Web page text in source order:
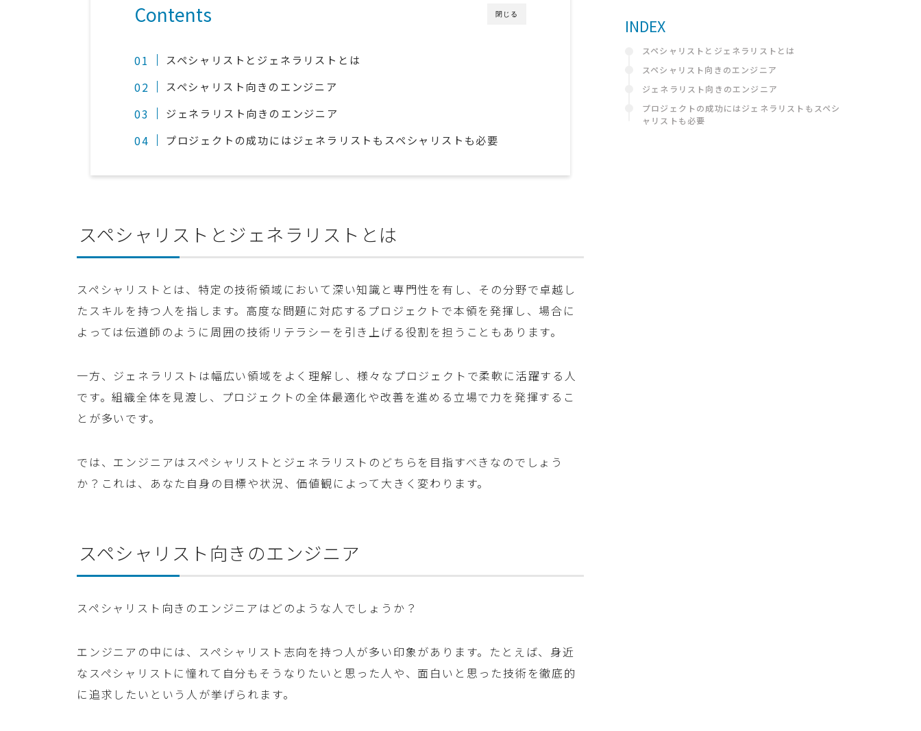
閉じる
Contents
スペシャリストとジェネラリストとは
スペシャリスト向きのエンジニア
ジェネラリスト向きのエンジニア
プロジェクトの成功にはジェネラリストもスペシャリストも必要
スペシャリストとジェネラリストとは
スペシャリストとは、特定の技術領域において深い知識と専門性を有し、その分野で卓越し
たスキルを持つ人を指します。高度な問題に対応するプロジェクトで本領を発揮し、場合に
よっては伝道師のように周囲の技術リテラシーを引き上げる役割を担うこともあります。
一方、ジェネラリストは幅広い領域をよく理解し、様々なプロジェクトで柔軟に活躍する人
です。組織全体を見渡し、プロジェクトの全体最適化や改善を進める立場で力を発揮するこ
とが多いです。
では、エンジニアはスペシャリストとジェネラリストのどちらを目指すべきなのでしょう
か？これは、あなた自身の目標や状況、価値観によって大きく変わります。
スペシャリスト向きのエンジニア
スペシャリスト向きのエンジニアはどのような人でしょうか？
エンジニアの中には、スペシャリスト志向を持つ人が多い印象があります。たとえば、身近
なスペシャリストに憧れて自分もそうなりたいと思った人や、面白いと思った技術を徹底的
に追求したいという人が挙げられます。
INDEX
スペシャリストとジェネラリストとは
スペシャリスト向きのエンジニア
ジェネラリスト向きのエンジニア
プロジェクトの成功にはジェネラリストもスペシ
ャリストも必要